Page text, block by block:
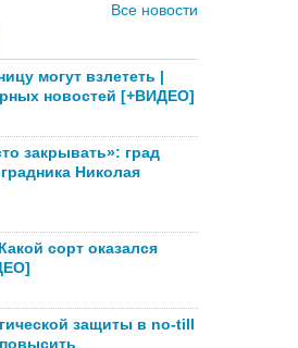
Все новости
могут взлететь |
новостей [+ВИДЕО]
закрывать»: град
Николая
сорт оказался
защиты в no-till